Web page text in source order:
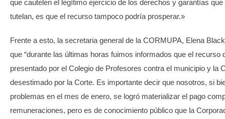
que cautelen el legítimo ejercicio de los derechos y garantías
tutelan, es que el recurso tampoco podría prosperar.»
Frente a esto, la secretaria general de la CORMUPA, Elena
que “durante las últimas horas fuimos informados que el recurso
presentado por el Colegio de Profesores contra el municipio y la
desestimado por la Corte. Es importante decir que nosotros, si
problemas en el mes de enero, se logró materializar el pago
remuneraciones, pero es de conocimiento público que la